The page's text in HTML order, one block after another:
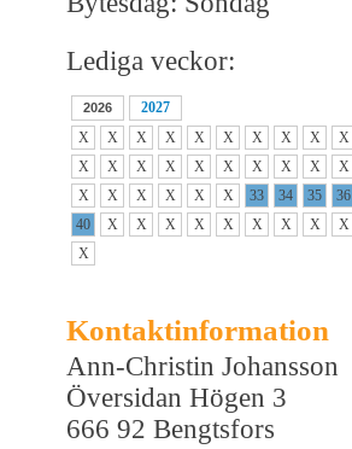
Lediga veckor:
2026
2027
X
X X X X X X X X X
X
X X X X X X X X X
X
X X X X X 33 34 35 36
40
X X X X X X X X X
X
Kontaktinformation
Ann-Christin Johansson
Översidan Högen 3
666 92 Bengtsfors